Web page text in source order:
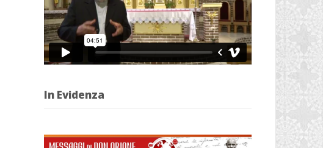
In Evidenza